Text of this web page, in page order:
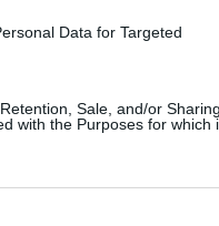
Data for Targeted
Sale, and/or Sharing
with the Purposes for which
a szelet, miközben
árnyékot ad, emellett a
a fűtési